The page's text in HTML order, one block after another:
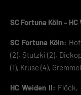
SC Fortuna Köln –
SC Fortuna Köln:
(2), Stutzki (2),
(1), Kruse (4),
HC Weiden II: Flöck,